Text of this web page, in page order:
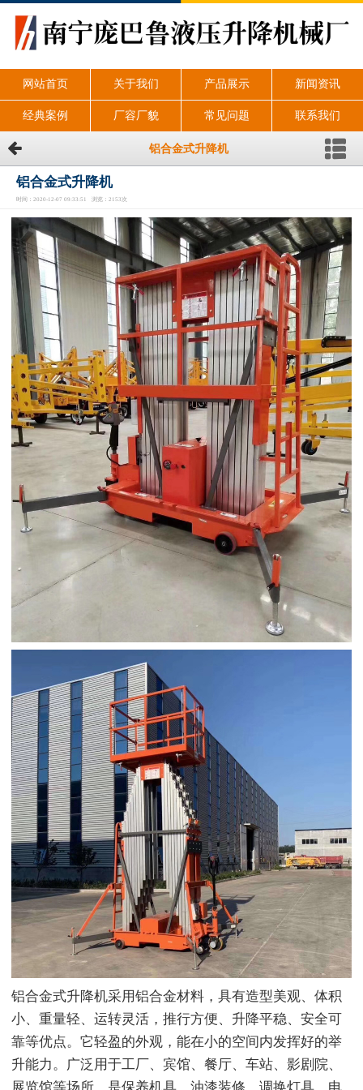
网站首页 关于我们 产品展示 新闻资讯
经典案例 厂容厂貌 常见问题 联系我们
铝合金式升降机
铝合金式升降机
时间：2020-12-07 09:33:51 浏览：2153次
铝合金式升降机采用铝合金材料，具有造型美观、体积
小、重量轻、运转灵活，推行方便、升降平稳、安全可
靠等优点。它轻盈的外观，能在小的空间内发挥好的举
升能力。广泛用于工厂、宾馆、餐厅、车站、影剧院、